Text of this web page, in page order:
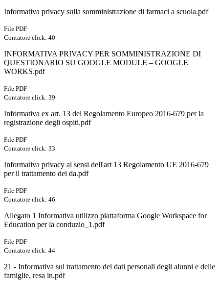
Informativa privacy sulla somministrazione di farmaci a scuola.pdf
File PDF
Contatore click: 40
INFORMATIVA PRIVACY PER SOMMINISTRAZIONE DI
QUESTIONARIO SU GOOGLE MODULE – GOOGLE
WORKS.pdf
File PDF
Contatore click: 39
Informativa ex art. 13 del Regolamento Europeo 2016-679 per la
registrazione degli ospiti.pdf
File PDF
Contatore click: 33
Informativa privacy ai sensi dell'art 13 Regolamento UE 2016-679
per il trattamento dei da.pdf
File PDF
Contatore click: 46
Allegato 1 Informativa utilizzo piattaforma Google Workspace for
Education per la conduzio_1.pdf
File PDF
Contatore click: 44
21 - Informativa sul trattamento dei dati personali degli alunni e delle
famiglie, resa in.pdf